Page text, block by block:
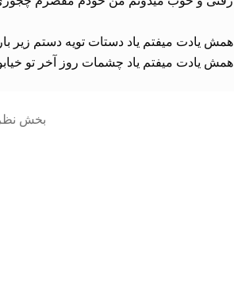
همش یادت میفتم یاد چشمات روز آخر تو
بخش